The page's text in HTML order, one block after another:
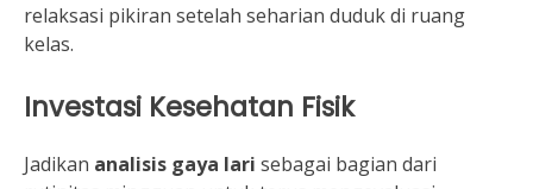
relaksasi pikiran setelah seharian duduk di ruang
kelas.
Investasi Kesehatan Fisik
Jadikan analisis gaya lari sebagai bagian dari